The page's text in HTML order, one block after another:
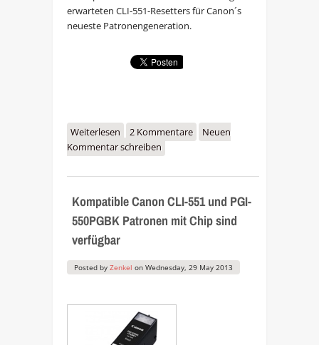
erwarteten CLI-551-Resetters für Canon´s
neueste Patronengeneration.
Weiterlesenüber Interview mit Georg Usai
zum Chip-Resetter für Canon CLI-
2 Kommentare
Neuen
Kommentar schreiben
Kompatible Canon CLI-551 und PGI-
550PGBK Patronen mit Chip sind
verfügbar
Posted by Zenkel on Wednesday, 29 May 2013